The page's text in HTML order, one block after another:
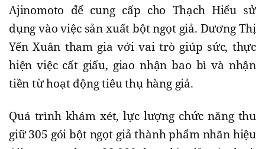
Ajinomoto để cung cấp cho Thạch Hiểu sử
dụng vào việc sản xuất bột ngọt giả. Dương Thị
Yến Xuân tham gia với vai trò giúp sức, thực
hiện việc cất giấu, giao nhận bao bì và nhận
tiền từ hoạt động tiêu thụ hàng giả.
Quá trình khám xét, lực lượng chức năng thu
giữ 305 gói bột ngọt giả thành phẩm nhãn hiệu